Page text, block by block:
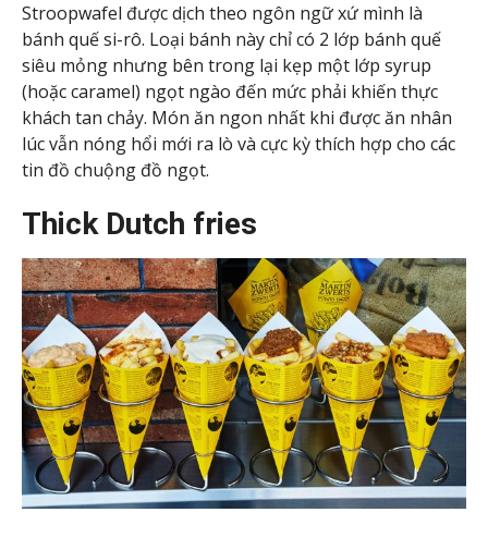
Stroopwafel được dịch theo ngôn ngữ xứ mình là
bánh quế si-rô. Loại bánh này chỉ có 2 lớp bánh quế
siêu mỏng nhưng bên trong lại kẹp một lớp syrup
(hoặc caramel) ngọt ngào đến mức phải khiến thực
khách tan chảy. Món ăn ngon nhất khi được ăn nhân
lúc vẫn nóng hổi mới ra lò và cực kỳ thích hợp cho các
tin đồ chuộng đồ ngọt.
Thick Dutch fries